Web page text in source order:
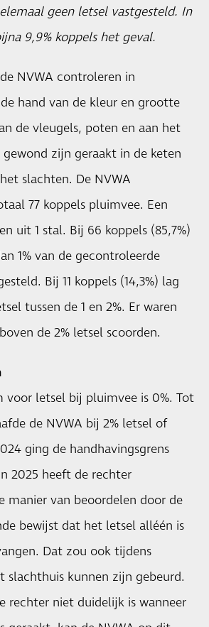
geen letsel vastgesteld. In
9,9% koppels het geval.
NVWA controleren in
hand van de kleur en grootte
de vleugels, poten en aan het
zijn geraakt in de keten
slachten. De NVWA
77 koppels pluimvee. Een
uit 1 stal. Bij 66 koppels (85,7%)
1% van de gecontroleerde
Bij 11 koppels (14,3%) lag
tussen de 1 en 2%. Er waren
de 2% letsel scoorden.
letsel bij pluimvee is 0%. Tot
de NVWA bij 2% letsel of
ging de handhavingsgrens
2025 heeft de rechter
manier van beoordelen door de
bewijst dat het letsel alléén is
Dat zou ook tijdens
slachthuis kunnen zijn gebeurd.
rechter niet duidelijk is wanneer